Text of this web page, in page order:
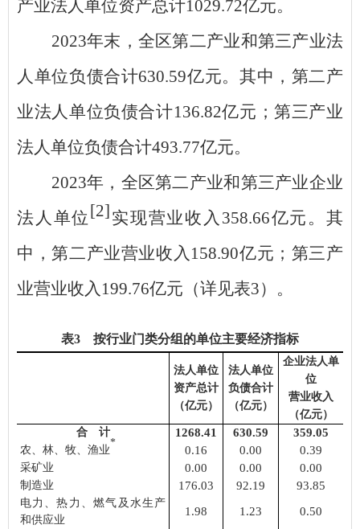
产业法人单位资产总计1029.72亿元。
2023年末，全区第二产业和第三产业法
人单位负债合计630.59亿元。 其中， 第二产
业法人单位负债合计136.82亿元；第三产业
法人单位负债合计493.77亿元。
2023年，全区第二产业和第三产业企业
法人单位 [2]实现营业收入 358.66亿元。其
中，第二产业营业收入 158.90亿元；第三产
业营业收入 199.76亿元（详见表3）。
表3 按行业门类分组的单位主要经济指标
法人单位
资产总计
（亿元）
法人单位
负债合计
（亿元）
企业法人单
位
营业收入
（亿元）
合 计
1268.41 630.59 359.05
农、林、牧、渔业
*
0.16 0.00 0.39
采矿业 0.00 0.00 0.00
制造业 176.03 92.19 93.85
电力、热力、燃气及水生产
和供应业
1.98 1.23 0.50